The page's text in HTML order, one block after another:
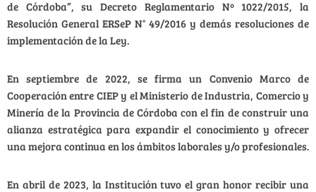
de Córdoba”, su Decreto Reglamentario Nº 1022/2015, la
Resolución General ERSeP N° 49/2016 y demás resoluciones de
implementación de la Ley.
En septiembre de 2022, se firma un Convenio Marco de
Cooperación entre CIEP y el Ministerio de Industria, Comercio y
Minería de la Provincia de Córdoba con el fin de construir una
alianza estratégica para expandir el conocimiento y ofrecer
una mejora continua en los ámbitos laborales y/o profesionales.
En abril de 2023, la Institución tuvo el gran honor recibir una